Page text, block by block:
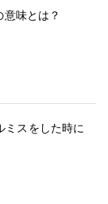
味とは？
ミスをした時に